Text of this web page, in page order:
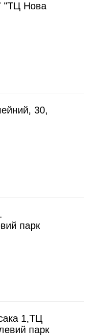
"ТЦ Нова
30,
парк
1,ТЦ
парк